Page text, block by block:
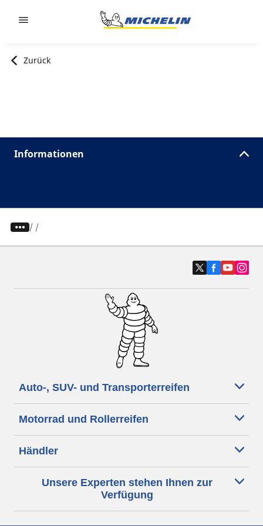
Zurück
Informationen
/
Auto-, SUV- und Transporterreifen
Motorrad und Rollerreifen
Händler
Unsere Experten stehen Ihnen zur
Verfügung